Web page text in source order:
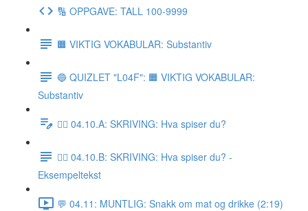
🔢 OPPGAVE: TALL 100-9999
🟧 VIKTIG VOKABULAR: Substantiv
🔵 QUIZLET "L04F": 🟧 VIKTIG VOKABULAR:
Substantiv
✍🏼 04.10.A: SKRIVING: Hva spiser du?
✍🏼 04.10.B: SKRIVING: Hva spiser du? -
Eksempeltekst
💬 04.11: MUNTLIG: Snakk om mat og drikke (2:19)